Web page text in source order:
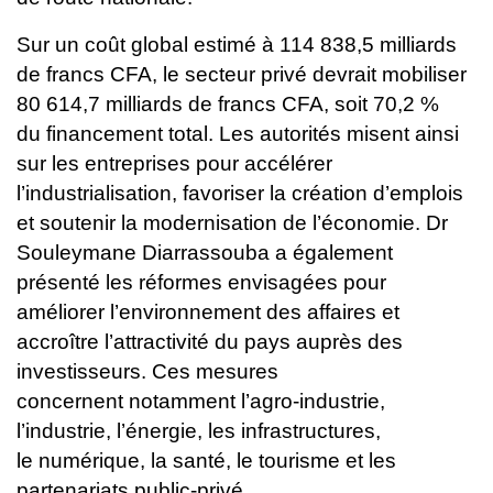
Sur un coût global estimé à 114 838,5 milliards
de francs CFA, le secteur privé devrait mobiliser
80 614,7 milliards de francs CFA, soit 70,2 %
du financement total. Les autorités misent ainsi
sur les entreprises pour accélérer
l’industrialisation, favoriser la création d’emplois
et soutenir la modernisation de l’économie. Dr
Souleymane Diarrassouba a également
présenté les réformes envisagées pour
améliorer l’environnement des affaires et
accroître l’attractivité du pays auprès des
investisseurs. Ces mesures
concernent notamment l’agro-industrie,
l’industrie, l’énergie, les infrastructures,
le numérique, la santé, le tourisme et les